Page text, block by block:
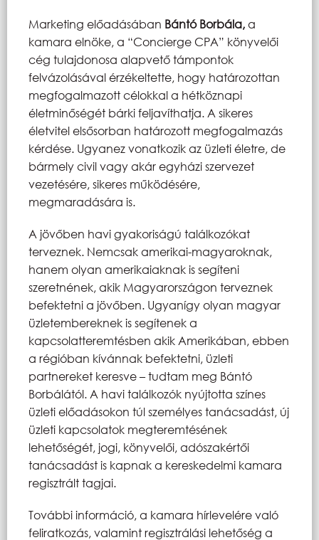
Marketing előadásában Bántó Borbála,a
kamara elnöke, a “Concierge CPA” könyvelői
cég tulajdonosa alapvető támpontok
felvázolásával érzékeltette, hogy határozottan
megfogalmazott célokkal a hétköznapi
életminőségét bárki feljavíthatja. A sikeres
életvitel elsősorban határozott megfogalmazás
kérdése. Ugyanez vonatkozik az üzleti életre, de
bármely civil vagy akár egyházi szervezet
vezetésére, sikeres működésére,
megmaradására is.
A jövőben havi gyakoriságú találkozókat
terveznek. Nemcsak amerikai-magyaroknak,
hanem olyan amerikaiaknak is segíteni
szeretnének, akik Magyarországon terveznek
befektetni a jövőben. Ugyanígy olyan magyar
üzletembereknek is segítenek a
kapcsolatteremtésben akik Amerikában, ebben
a régióban kívánnak befektetni, üzleti
partnereket keresve – tudtam meg Bántó
Borbálától. A havi találkozók nyújtotta színes
üzleti előadásokon túl személyes tanácsadást, új
üzleti kapcsolatok megteremtésének
lehetőségét, jogi, könyvelői, adószakértői
tanácsadást is kapnak a kereskedelmi kamara
regisztrált tagjai.
További információ, a kamara hírlevelére való
feliratkozás, valamint regisztrálási lehetőség a